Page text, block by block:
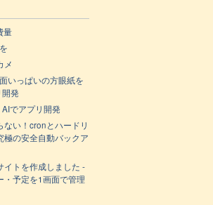
量
メ
いっぱいの方眼紙を
発
でアプリ開発
ない！cronとハードリ
極の安全自動バックア
イトを作成しました -
・予定を1画面で管理